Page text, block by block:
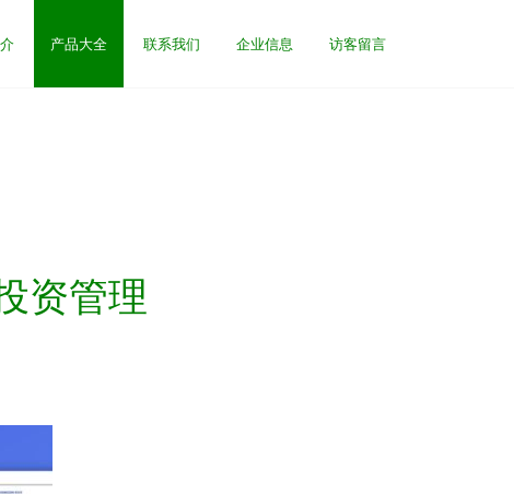
产品大全 联系我们 企业信息 访客留言
资管理